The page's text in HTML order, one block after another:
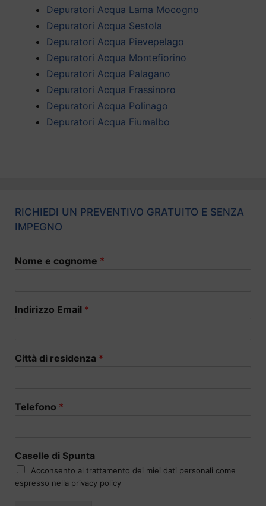
Depuratori Acqua Lama Mocogno
Depuratori Acqua Sestola
Depuratori Acqua Pievepelago
Depuratori Acqua Montefiorino
Depuratori Acqua Palagano
Depuratori Acqua Frassinoro
Depuratori Acqua Polinago
Depuratori Acqua Fiumalbo
RICHIEDI UN PREVENTIVO GRATUITO E SENZA
IMPEGNO
Nome e cognome *
Indirizzo Email *
Città di residenza *
Telefono *
Caselle di Spunta
Acconsento al trattamento dei miei dati personali come
espresso nella privacy policy